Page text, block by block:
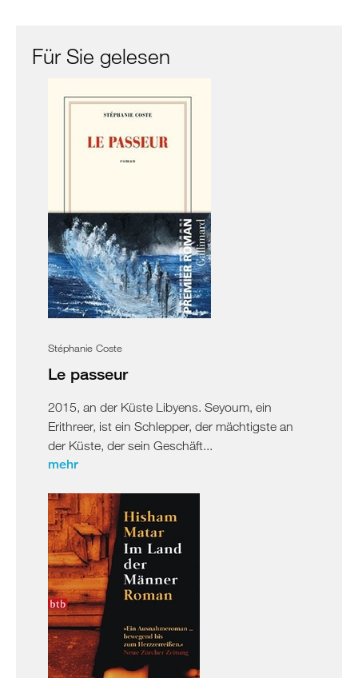
Griechenland
Ägypten
Syrien
Libanon
Israel
Ägypten
Für Sie gelesen
Stéphanie Coste
Le passeur
2015, an der Küste Libyens. Seyoum, ein
Erithreer, ist ein Schlepper, der mächtigste an
der Küste, der sein Geschäft...
mehr